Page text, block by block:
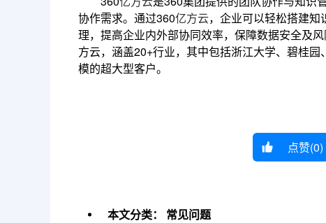
协作需求。通过360亿方云，企业可以轻松搭建
理，提高企业内外部协同效率，保障数据安全及
方云，涵盖20+行业，其中包括浙江大学、碧桂
模的超大型客户。
点赞(0)
本文分类：
常见问题